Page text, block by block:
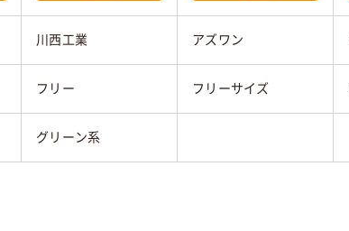
川西工業 アズワン
フリー フリーサイズ
グリーン系